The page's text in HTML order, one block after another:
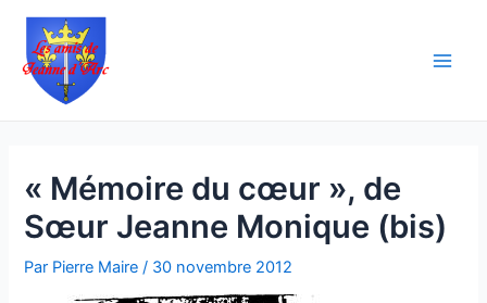
Aller
contenu
« Mémoire du cœur », de
Sœur Jeanne Monique (bis)
Par Pierre Maire/ 30 novembre 2012
Navigation
articles